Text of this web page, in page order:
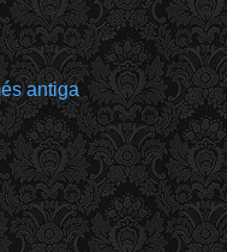
antiga